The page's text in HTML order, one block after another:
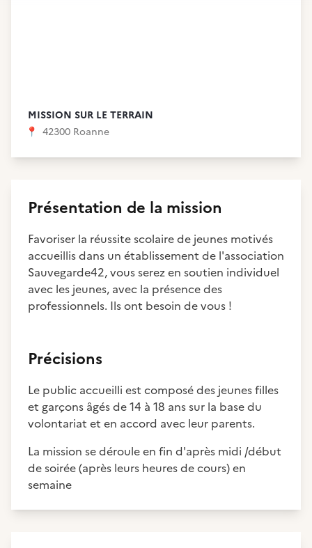
MISSION SUR LE TERRAIN
📍 42300 Roanne
Présentation de la mission
Favoriser la réussite scolaire de jeunes motivés
accueillis dans un établissement de l'association
Sauvegarde42, vous serez en soutien individuel
avec les jeunes, avec la présence des
professionnels. Ils ont besoin de vous !
Précisions
Le public accueilli est composé des jeunes filles
et garçons âgés de 14 à 18 ans sur la base du
volontariat et en accord avec leur parents.
La mission se déroule en fin d'après midi /début
de soirée (après leurs heures de cours) en
semaine